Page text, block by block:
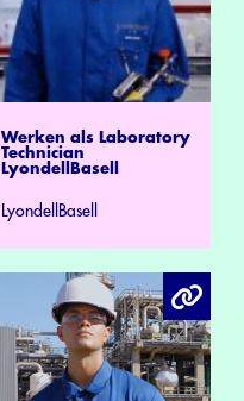
Werken als Laboratory
Technician
LyondellBasell
LyondellBasell